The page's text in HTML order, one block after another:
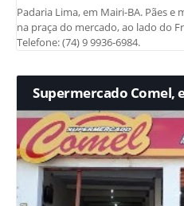
Padaria Lima, em Mairi-BA. Pães e
na praça do mercado, ao lado do
Telefone: (74) 9 9936-6984.
Supermercado Comel,